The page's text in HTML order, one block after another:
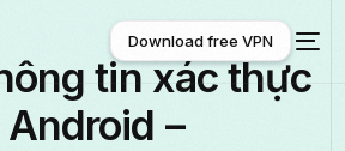
free VPN
Download free VPN
tin xác thực
–